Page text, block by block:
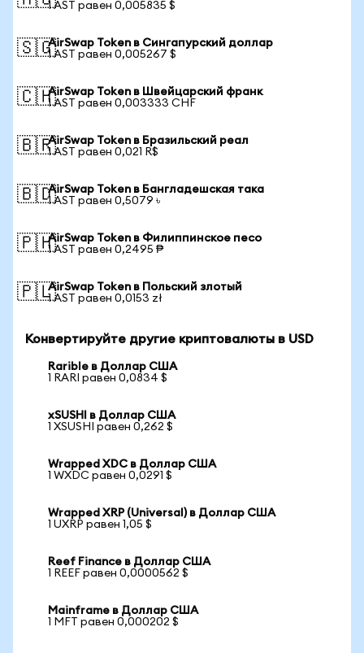
1 AST равен 0,005835 $
🇸🇬AirSwap Token в Сингапурский доллар
1 AST равен 0,005267 $
🇨🇭AirSwap Token в Швейцарский франк
1 AST равен 0,003333 CHF
🇧🇷AirSwap Token в Бразильский реал
1 AST равен 0,021 R$
🇧🇩AirSwap Token в Бангладешская така
1 AST равен 0,5079 ৳
🇵🇭AirSwap Token в Филиппинское песо
1 AST равен 0,2495 ₱
🇵🇱AirSwap Token в Польский злотый
1 AST равен 0,0153 zł
Конвертируйте другие криптовалюты в USD
Rarible в Доллар США
1 RARI равен 0,0834 $
xSUSHI в Доллар США
1 XSUSHI равен 0,262 $
Wrapped XDC в Доллар США
1 WXDC равен 0,0291 $
Wrapped XRP (Universal) в Доллар США
1 UXRP равен 1,05 $
Reef Finance в Доллар США
1 REEF равен 0,0000562 $
Mainframe в Доллар США
1 MFT равен 0,000202 $